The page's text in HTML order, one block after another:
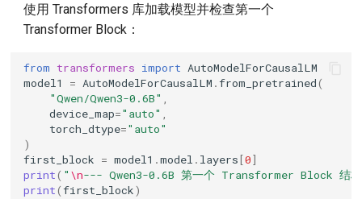
使用 Transformers 库加载模型并检查第一个
Transformer Block：
from transformers import AutoModelForCausalLM
model1
= AutoModelForCausalLM .from_pretrained(
"Qwen/Qwen3-0.6B" ,
device_map="auto" ,
torch_dtype="auto"
)
first_block = model1 .model . layers [0]
print( " \n--- Qwen3-0.6B 第一个 Transformer Block
print(first_block)